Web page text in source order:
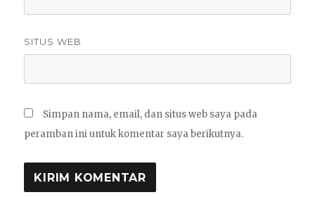
SITUS WEB
Simpan nama, email, dan situs web saya pada
peramban ini untuk komentar saya berikutnya.